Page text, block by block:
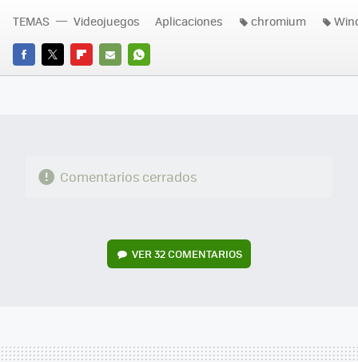
FACEBOOK
TWITTERFLIPBOARD
E-
WHATSAPP
TEMAS Videojuegos Aplicaciones chromium
Comentarios cerrados
VER32 COMENTARIOS